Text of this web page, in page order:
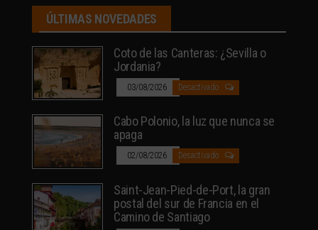
ÚLTIMAS NOVEDADES
Coto de las Canteras: ¿Sevilla o
Jordania?
03/08/2026 Desactivado
Cabo Polonio, la luz que nunca se
apaga
02/08/2026 Desactivado
Saint-Jean-Pied-de-Port, la gran
postal del sur de Francia en el
Camino de Santiago